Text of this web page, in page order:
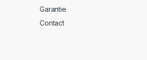
Garantie
Contact